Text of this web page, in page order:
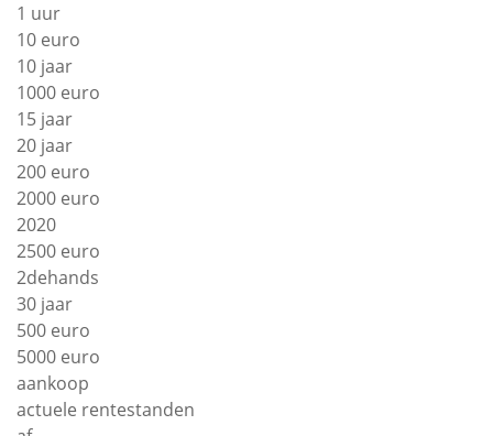
1 uur
10 euro
10 jaar
1000 euro
15 jaar
20 jaar
200 euro
2000 euro
2020
2500 euro
2dehands
30 jaar
500 euro
5000 euro
aankoop
actuele rentestanden